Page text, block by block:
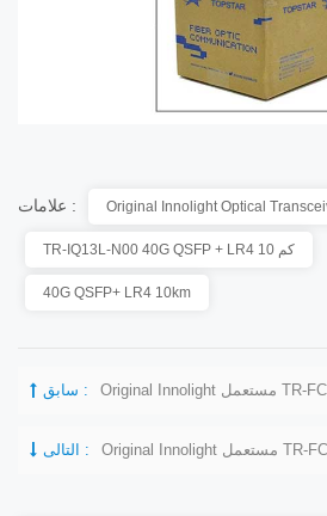
علامات : Original Innolight Optical
TR-IQ13L-N00 40G QSFP + LR4 10 كم
40G QSFP+ LR4 10km
سابق :
التالى :